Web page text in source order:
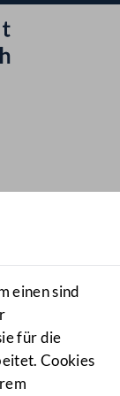
einen sind
für die
Cookies